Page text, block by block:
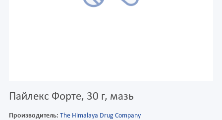
Пайлекс Форте, 30 г, мазь
Производитель: The Himalaya Drug Company